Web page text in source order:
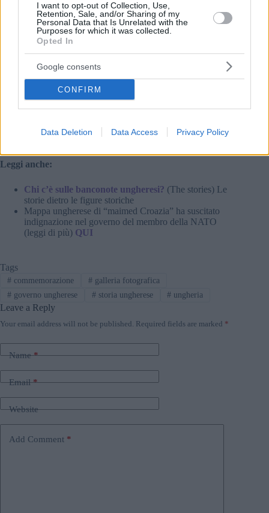
I want to opt-out of Collection, Use,
Retention, Sale, and/or Sharing of my
Personal Data that Is Unrelated with the
Purposes for which it was collected.
Opted In
Google consents
CONFIRM
Data Deletion Data Access Privacy Policy
Leggi anche:
Chi c’è sulle banconote ungheresi? (The stories) Le
storie dietro le figure storiche
Mappa ungherese di “maimed Croazia” ha suscitato
indignazione nel governo del membro della NATO
(leggi di più) QUI
Tags
#commemorazione #galleria fotografica
#governo ungherese #storia ungherese # ungheria
Leave a Reply
Your email address will not be published. Required fields are marked *
Name*
Email*
Website
Add Comment *